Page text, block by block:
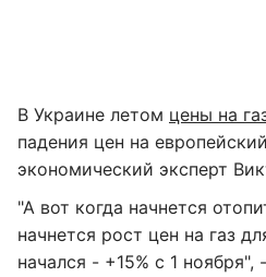
В Украине летом цены на
падения цен на
экономический эксперт
"А вот когда начнется
начнется рост цен на газ
начался - +15% с 1 ноября",